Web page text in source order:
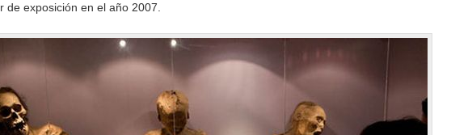
de exposición en el año 2007.